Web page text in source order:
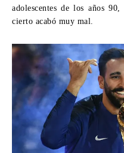
adolescentes de los años 90,
cierto acabó muy mal.